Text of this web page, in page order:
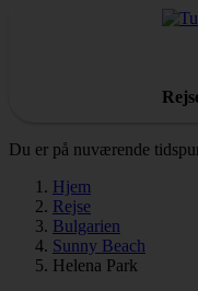
Du er på nuværende
Hjem
Rejse
Bulgarien
Sunny Beach
Helena Park